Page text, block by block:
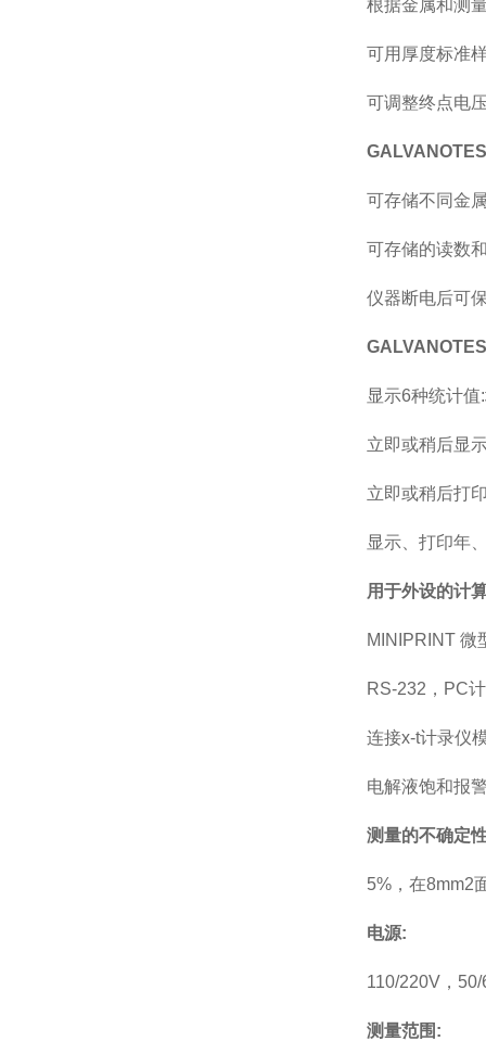
根据金属和测
可用厚度标准
可调整终点电
可存储不同金
可存储的读数
仪器断电后可
显示6种统计
立即或稍后显
立即或稍后打
显示、打印年
用于外设的计
MINIPRINT 微
RS-232，PC
连接x-t计录仪
电解液饱和报
测量的不确定
5%，在8mm2
电源:
110/220V，
测量范围: